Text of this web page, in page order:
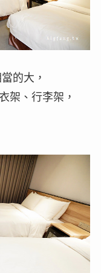
的大，
架、行李架，